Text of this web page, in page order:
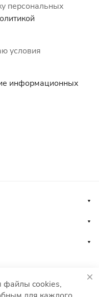
персональных
условия
информационных
файлы cookies,